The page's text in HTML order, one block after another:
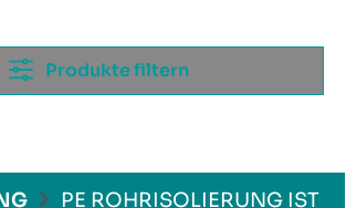
Produkte filtern
PE ROHRISOLIERUNG IST